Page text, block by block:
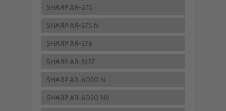
SHARP AR-275
SHARP AR-275 N
SHARP AR-276
SHARP AR-5127
SHARP AR-6020 N
SHARP AR-6020 NV